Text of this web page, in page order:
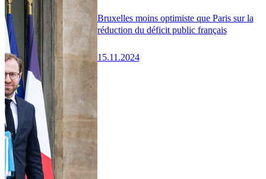
Bruxelles moins optimiste que Paris sur la
réduction du déficit public français
15.11.2024